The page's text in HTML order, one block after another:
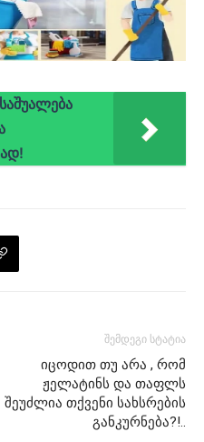
შემდეგი სტატია
იცოდით თუ არა , რომ
ჟელატინს და თაფლს
შეუძლია თქვენი სახსრების
განკურნება?!..